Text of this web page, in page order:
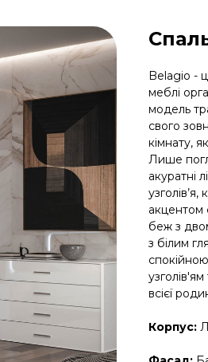
Belagio -
меблі
модель
свого
кімнату,
Лише
акуратні
акцентом
беж з
з білим
всієї
Корпус: